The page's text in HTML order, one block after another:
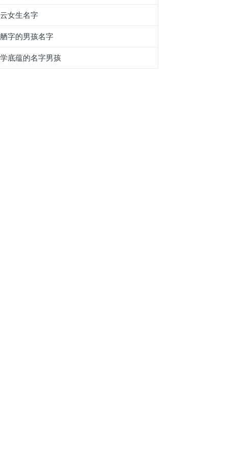
女生名字
字的男孩名字
底蕴的名字男孩